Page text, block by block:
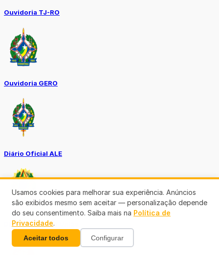
Ouvidoria TJ-RO
Ouvidoria GERO
Diário Oficial ALE
Diário Oficial da União
Usamos cookies para melhorar sua experiência. Anúncios
são exibidos mesmo sem aceitar — personalização depende
do seu consentimento. Saiba mais na Política de
Privacidade.
Aceitar todos Configurar